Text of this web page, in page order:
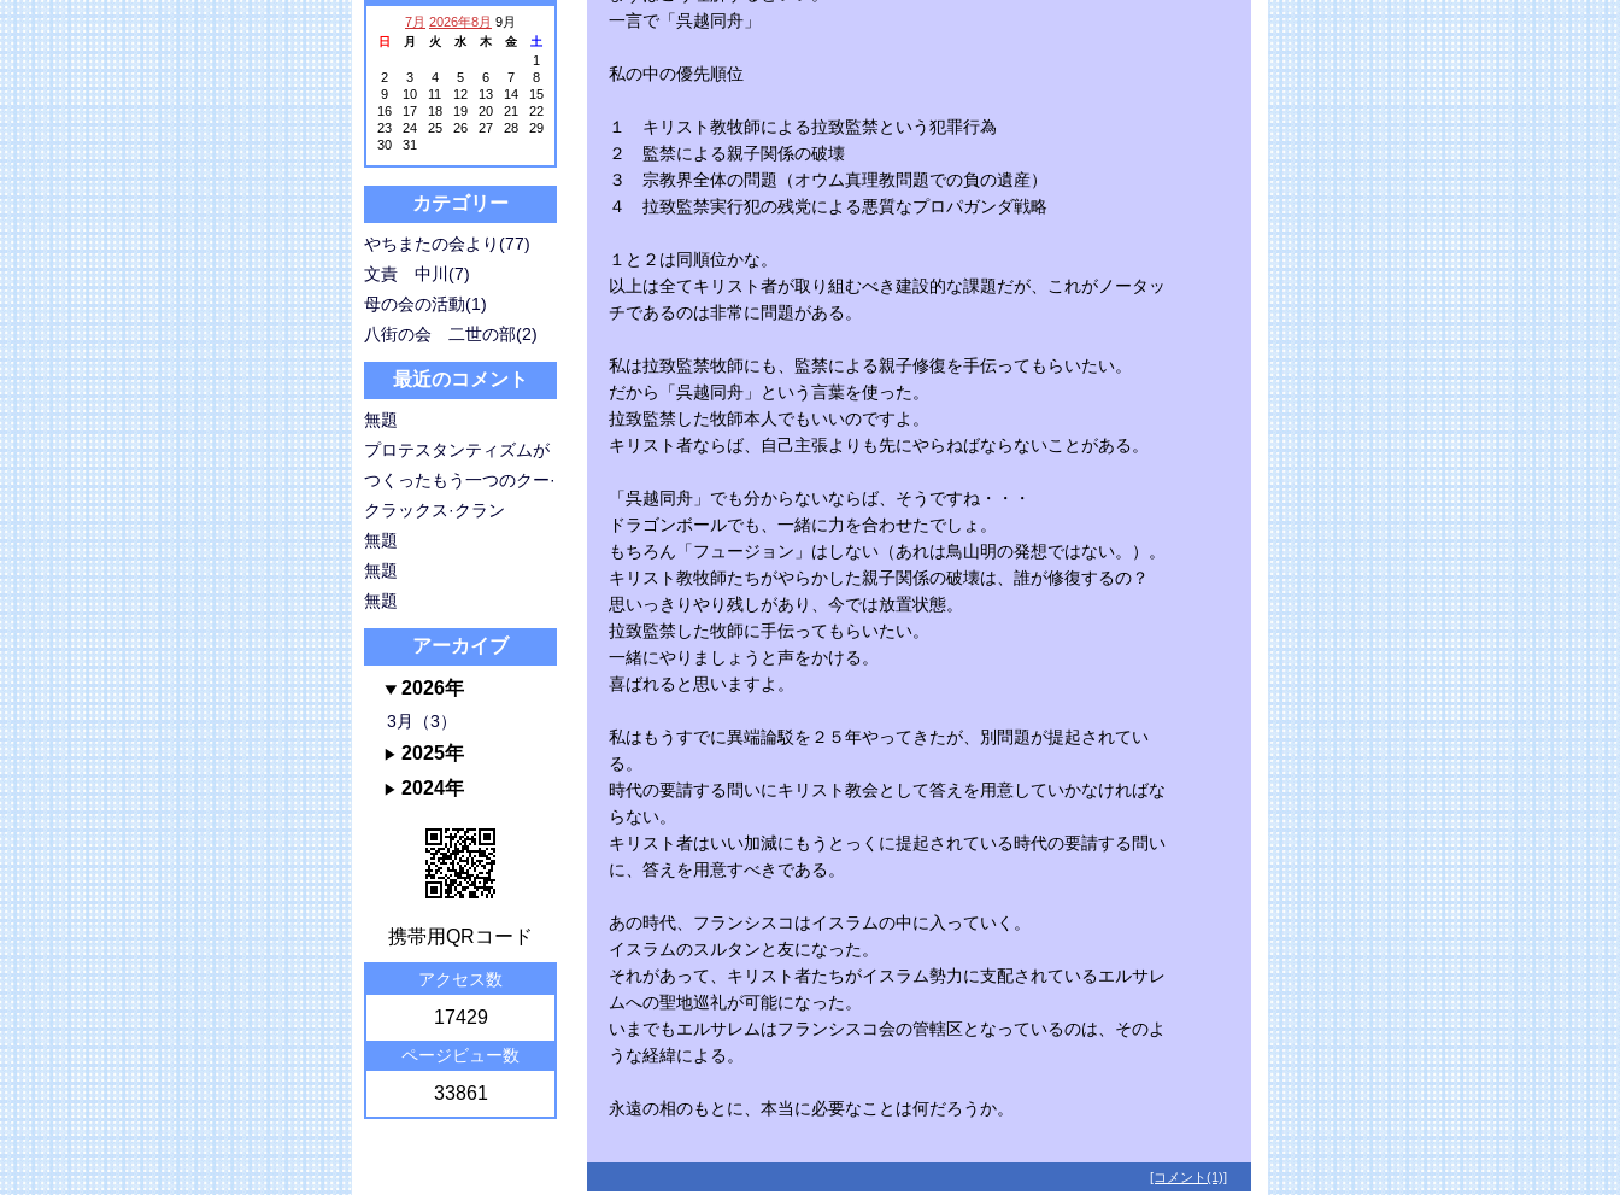
一言で「呉越同舟」
私の中の優先順位
１ キリスト教牧師による拉致監禁という犯罪行為
２ 監禁による親子関係の破壊
３ 宗教界全体の問題（オウム真理教問題での負の遺産）
４ 拉致監禁実行犯の残党による悪質なプロパガンダ戦略
１と２は同順位かな。
以上は全てキリスト者が取り組むべき建設的な課題だが、これがノータッ
チであるのは非常に問題がある。
私は拉致監禁牧師にも、監禁による親子修復を手伝ってもらいたい。
だから「呉越同舟」という言葉を使った。
拉致監禁した牧師本人でもいいのですよ。
キリスト者ならば、自己主張よりも先にやらねばならないことがある。
「呉越同舟」でも分からないならば、そうですね・・・
ドラゴンボールでも、一緒に力を合わせたでしょ。
もちろん「フュージョン」はしない（あれは鳥山明の発想ではない。）。
キリスト教牧師たちがやらかした親子関係の破壊は、誰が修復するの？
思いっきりやり残しがあり、今では放置状態。
拉致監禁した牧師に手伝ってもらいたい。
一緒にやりましょうと声をかける。
喜ばれると思いますよ。
私はもうすでに異端論駁を２５年やってきたが、別問題が提起されてい
る。
時代の要請する問いにキリスト教会として答えを用意していかなければな
らない。
キリスト者はいい加減にもうとっくに提起されている時代の要請する問い
に、答えを用意すべきである。
あの時代、フランシスコはイスラムの中に入っていく。
イスラムのスルタンと友になった。
それがあって、キリスト者たちがイスラム勢力に支配されているエルサレ
ムへの聖地巡礼が可能になった。
いまでもエルサレムはフランシスコ会の管轄区となっているのは、そのよ
うな経緯による。
永遠の相のもとに、本当に必要なことは何だろうか。
[コメント(1)]
7月 2026年8月 9月
日 月 火 水 木 金 土
1
2
3 4 5 6 7
8
9
10 11 12 13 14
15
16
17 18 19 20 21
22
23
24 25 26 27 28
29
30
31
カテゴリー
やちまたの会より(77)
文責 中川(7)
母の会の活動(1)
八街の会 二世の部(2)
最近のコメント
無題
プロテスタンティズムが
つくったもう一つのクー·
クラックス·クラン
無題
無題
無題
アーカイブ
2026年
3月（3）
2025年
2024年
携帯用QRコード
アクセス数
17429
ページビュー数
33861